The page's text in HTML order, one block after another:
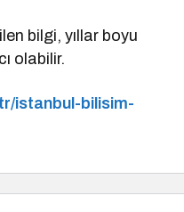
bilgi, yıllar boyu
olabilir.
istanbul-bilisim-